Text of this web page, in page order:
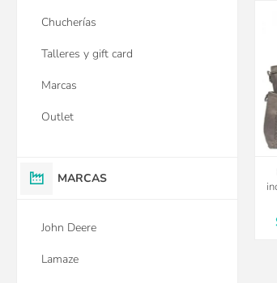
Chucherías
Talleres y gift card
Marcas
Outlet
MARCAS
John Deere
Lamaze